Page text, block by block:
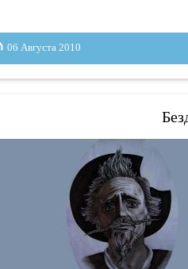
06 Августа 2010